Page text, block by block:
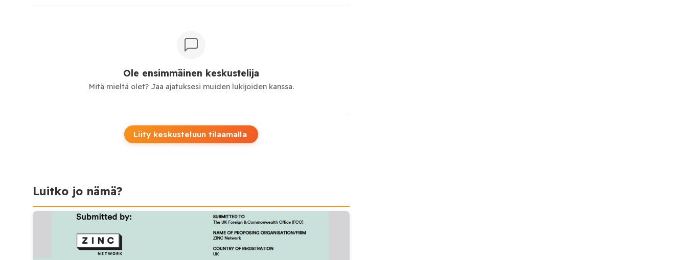
Ole ensimmäinen keskustelija
Mitä mieltä olet? Jaa ajatuksesi muiden lukijoiden kanssa.
Liity keskusteluun tilaamalla
Luitko jo nämä?